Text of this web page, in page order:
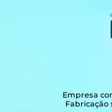
Empresa
Fabricação